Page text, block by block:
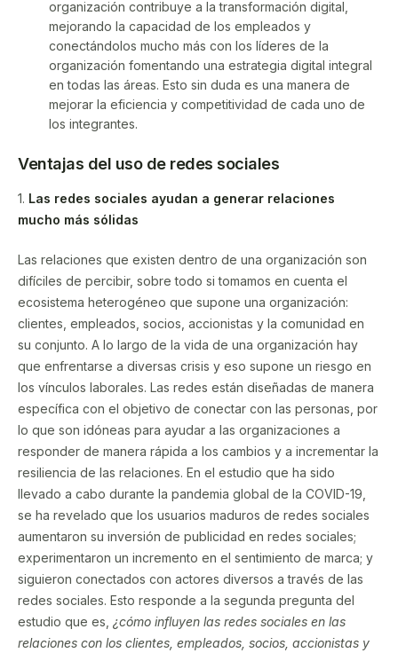
organización contribuye a la transformación digital,
mejorando la capacidad de los empleados y
conectándolos mucho más con los líderes de la
organización fomentando una estrategia digital integral
en todas las áreas. Esto sin duda es una manera de
mejorar la eficiencia y competitividad de cada uno de
los integrantes.
Ventajas del uso de redes sociales
1. Las redes sociales ayudan a generar relaciones
mucho más sólidas
Las relaciones que existen dentro de una organización son
difíciles de percibir, sobre todo si tomamos en cuenta el
ecosistema heterogéneo que supone una organización:
clientes, empleados, socios, accionistas y la comunidad en
su conjunto. A lo largo de la vida de una organización hay
que enfrentarse a diversas crisis y eso supone un riesgo en
los vínculos laborales. Las redes están diseñadas de manera
específica con el objetivo de conectar con las personas, por
lo que son idóneas para ayudar a las organizaciones a
responder de manera rápida a los cambios y a incrementar la
resiliencia de las relaciones. En el estudio que ha sido
llevado a cabo durante la pandemia global de la COVID-19,
se ha revelado que los usuarios maduros de redes sociales
aumentaron su inversión de publicidad en redes sociales;
experimentaron un incremento en el sentimiento de marca; y
siguieron conectados con actores diversos a través de las
redes sociales. Esto responde a la segunda pregunta del
estudio que es, ¿cómo influyen las redes sociales en las
relaciones con los clientes, empleados, socios, accionistas y